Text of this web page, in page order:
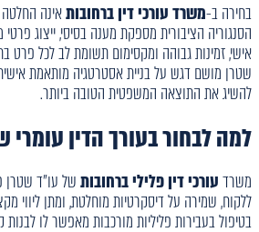
בחירה ב-משרד עורכי דין ברחובותאינה
הסנגוריה הציבורית מספקת מענה בסיסי, ייצוג
אישי, זמינות גבוהה ומקסימום תשומת לב לכל פרט
שטרן מושם דגש על בניית אסטרטגיה מותאמת
להשיג את התוצאה המשפטית הטובה ביותר.
למה לבחור בעורך הדין עומרי
משרדעורכי דין פלילי ברחובותשל עו"ד שטרן
בטיפול בעבירות פליליות מורכבות מאפשר לו לבנות